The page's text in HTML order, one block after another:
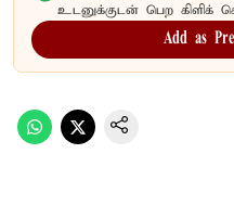
உடனுக்குடன் பெற கிளிக்
Add as